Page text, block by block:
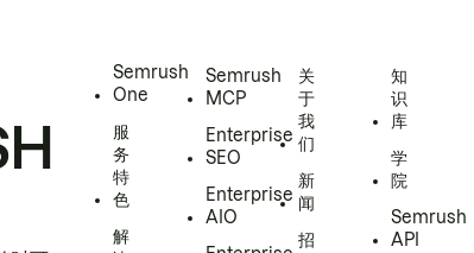
Semrush
One
服
务
特
色
解
Semrush
MCP
Enterprise
SEO
Enterprise
AIO
关
于
我
们
新
闻
招
知
识
库
学
院
Semrush
API